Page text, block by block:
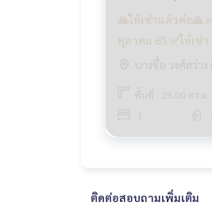
รถไฟฟ้า
MRT-บางซ่อน ทางอ
ทางด่วน
#รีเจ้นท์โฮมบางซ่อ
thome
🙏ให้เช่าแล้วค่ะ🙏 ✅ พร้อมอยู่ 17
ตุลาคม 65 ✅ให้เช่
โล่ง สวยเรียบหรู ทิ
❤️ค่าเช่า 8,000 บาท
บางซื่อ วงศ์สว่าง
พื้นที่ : 28.00 ตร.ม.
ติดต่อสอบถามเพิ่มเติม